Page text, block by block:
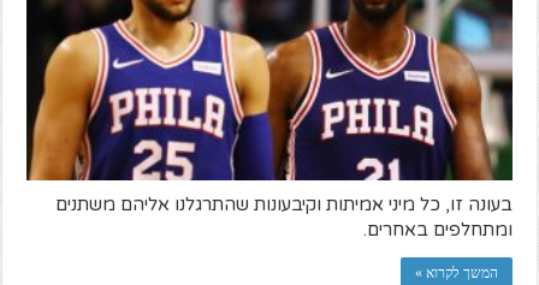
בעונה זו, כל מיני אמיתות וקיבעונות שהתרגלנו אליהם משתנים
ומתחלפים באחרים.
המשך לקרוא »